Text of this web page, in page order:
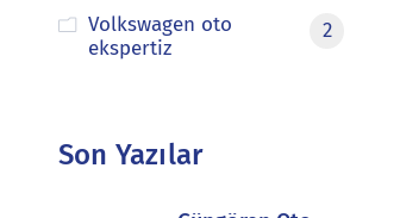
Volkswagen oto
ekspertiz
2
Son Yazılar